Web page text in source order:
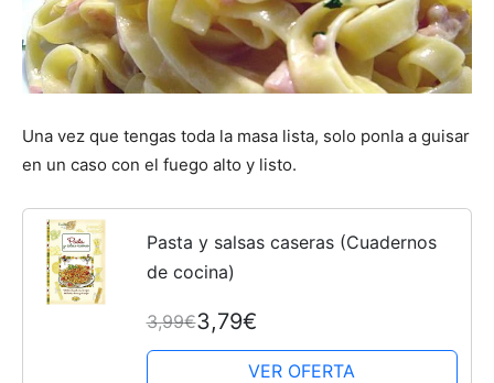
Una vez que tengas toda la masa lista, solo ponla a guisar
en un caso con el fuego alto y listo.
Pasta y salsas caseras (Cuadernos
de cocina)
3,99€3,79€
VER OFERTA